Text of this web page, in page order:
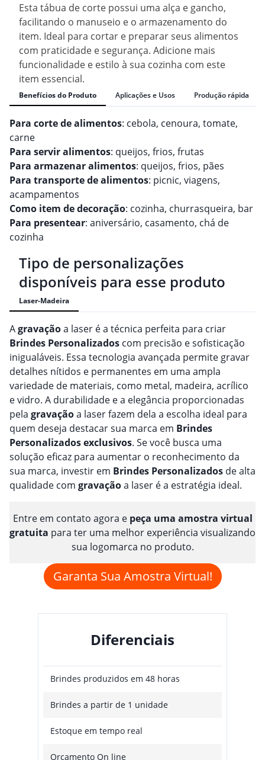
Esta tábua de corte possui uma alça e gancho,
facilitando o manuseio e o armazenamento do
item. Ideal para cortar e preparar seus alimentos
com praticidade e segurança. Adicione mais
funcionalidade e estilo à sua cozinha com este
item essencial.
Benefícios do Produto Aplicações e Usos Produção rápida
Para corte de alimentos: cebola, cenoura, tomate,
carne
Para servir alimentos: queijos, frios, frutas
Para armazenar alimentos: queijos, frios, pães
Para transporte de alimentos: picnic, viagens,
acampamentos
Como item de decoração: cozinha, churrasqueira, bar
Para presentear: aniversário, casamento, chá de
cozinha
Tipo de personalizações
disponíveis para esse produto
Laser-Madeira
Agravaçãoa laser é a técnica perfeita para criar
Brindes Personalizados com precisão e sofisticação
inigualáveis. Essa tecnologia avançada permite gravar
detalhes nítidos e permanentes em uma ampla
variedade de materiais, como metal, madeira, acrílico
e vidro. A durabilidade e a elegância proporcionadas
pela gravaçãoa laser fazem dela a escolha ideal para
quem deseja destacar sua marca em Brindes
Personalizadosexclusivos. Se você busca uma
solução eficaz para aumentar o reconhecimento da
sua marca, investir em Brindes Personalizados de alta
qualidade com gravaçãoa laser é a estratégia ideal.
Entre em contato agora e peça uma amostra virtual
gratuita para ter uma melhor experiência visualizando
sua logomarca no produto.
Garanta Sua Amostra Virtual!
Diferenciais
Brindes produzidos em 48 horas
Brindes a partir de 1 unidade
Estoque em tempo real
Orçamento On line